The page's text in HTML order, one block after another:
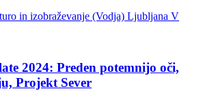
in izobraževanje (Vodja) Ljubljana V
2024: Preden potemnijo oči,
Projekt Sever